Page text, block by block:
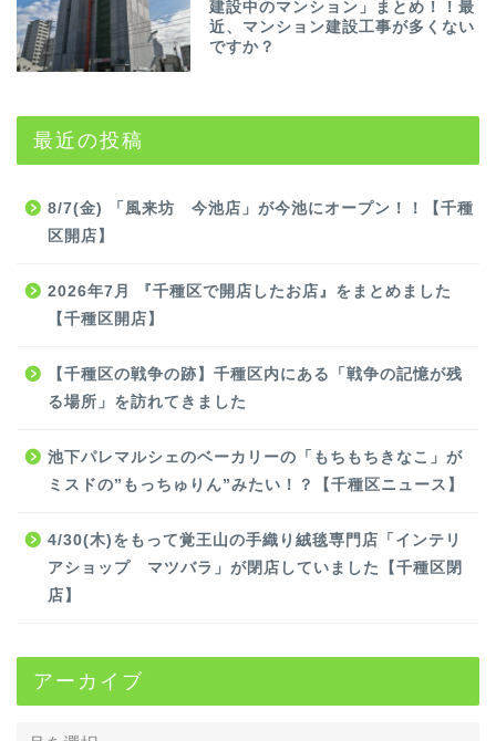
建設中のマンション」まとめ！！最
近、マンション建設工事が多くない
ですか？
最近の投稿
8/7(金) 「風来坊 今池店」が今池にオープン！！【千種
区開店】
2026年7月 『千種区で開店したお店』をまとめました
【千種区開店】
【千種区の戦争の跡】千種区内にある「戦争の記憶が残
る場所」を訪れてきました
池下パレマルシェのベーカリーの「もちもちきなこ」が
ミスドの”もっちゅりん”みたい！？【千種区ニュース】
4/30(木)をもって覚王山の手織り絨毯専門店「インテリ
アショップ マツバラ」が閉店していました【千種区閉
店】
アーカイブ